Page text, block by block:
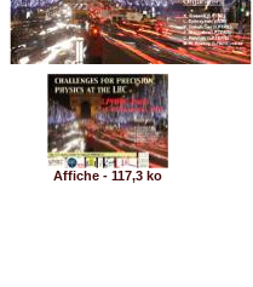
Affiche - 117,3 ko